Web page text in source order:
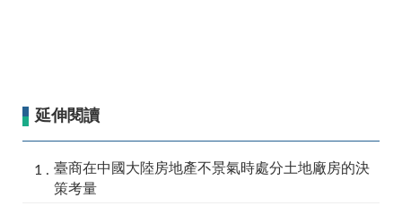
延伸閱讀
臺商在中國大陸房地產不景氣時處分土地廠房的決
策考量